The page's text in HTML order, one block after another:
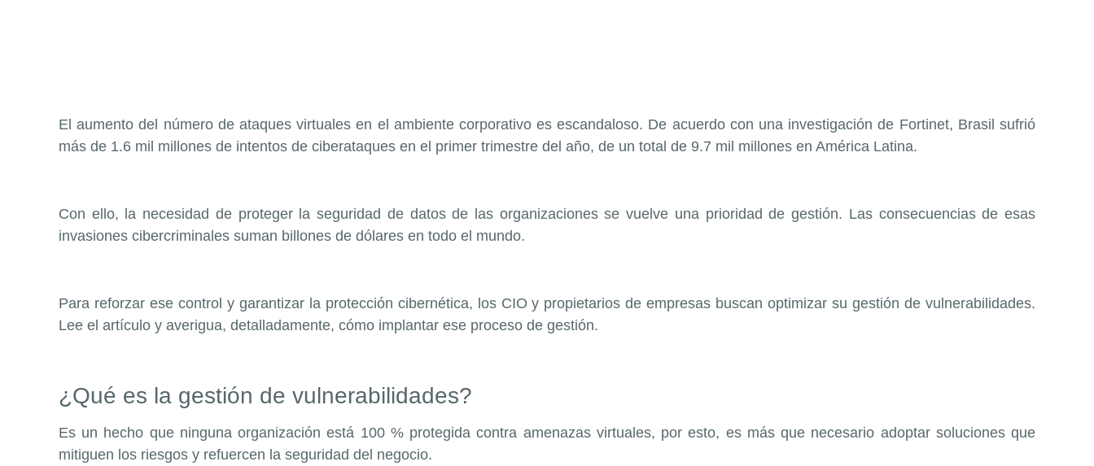
El aumento del número de ataques virtuales en el ambiente corporativo es escandaloso. De acuerdo con una investigación de Fortinet, Brasil sufrió
más de 1.6 mil millones de intentos de ciberataques en el primer trimestre del año, de un total de 9.7 mil millones en América Latina.
Con ello, la necesidad de proteger la seguridad de datos de las organizaciones se vuelve una prioridad de gestión. Las consecuencias de esas
invasiones cibercriminales suman billones de dólares en todo el mundo.
Para reforzar ese control y garantizar la protección cibernética, los CIO y propietarios de empresas buscan optimizar su gestión de vulnerabilidades.
Lee el artículo y averigua, detalladamente, cómo implantar ese proceso de gestión.
¿Qué es la gestión de vulnerabilidades?
Es un hecho que ninguna organización está 100 % protegida contra amenazas virtuales, por esto, es más que necesario adoptar soluciones que
mitiguen los riesgos y refuercen la seguridad del negocio.